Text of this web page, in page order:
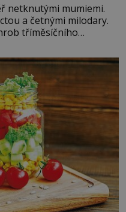
netknutými mumiemi.
a četnými milodary.
tříměsíčního
zdejším klimatickým
a extrémně